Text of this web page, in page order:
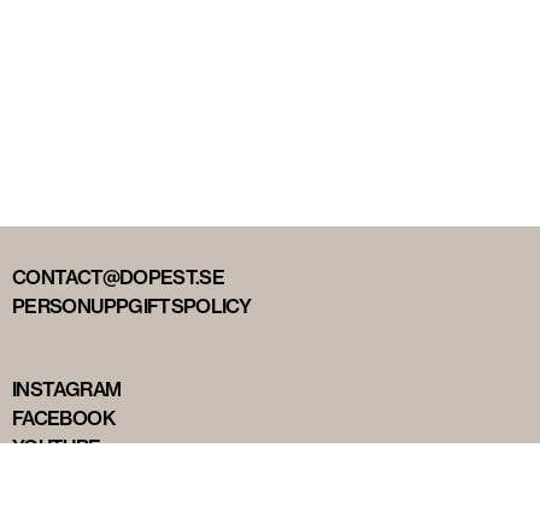
CONTACT@DOPEST.SE
PERSONUPPGIFTSPOLICY
INSTAGRAM
FACEBOOK
YOUTUBE